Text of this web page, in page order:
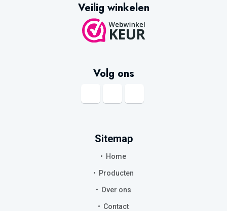
Veilig winkelen
Volg ons
Sitemap
Home
Producten
Over ons
Contact